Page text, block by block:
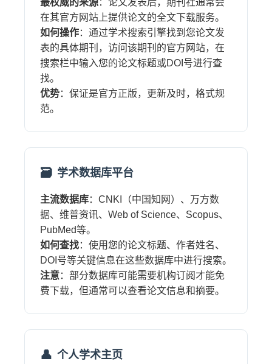
最权威的来源：论文发表后，期刊社通常会
在其官方网站上提供论文的全文下载服务。
如何操作：通过学术搜索引擎找到您论文发
表的具体期刊，访问该期刊的官方网站，在
搜索栏中输入您的论文标题或DOI号进行查
找。
优势：保证是官方正版，更新及时，格式规
范。
学术数据库平台
主流数据库：CNKI（中国知网）、万方数
据、维普资讯、Web of Science、Scopus、
PubMed等。
如何查找：使用您的论文标题、作者姓名、
DOI号等关键信息在这些数据库中进行搜索。
注意：部分数据库可能需要机构订阅才能免
费下载，但通常可以查看论文信息和摘要。
个人学术主页